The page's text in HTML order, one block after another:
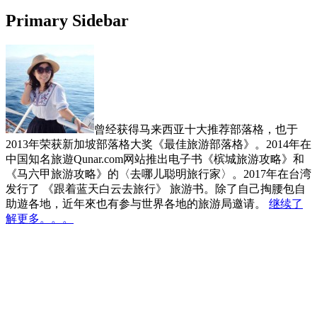
Primary Sidebar
曾经获得马来西亚十大推荐部落格，也于
2013年荣获新加坡部落格大奖《最佳旅游部落格》。2014年在
中国知名旅遊Qunar.com网站推出电子书《槟城旅游攻略》和
《马六甲旅游攻略》的〈去哪儿聪明旅行家〉。2017年在台湾
发行了 《跟着蓝天白云去旅行》 旅游书。除了自己掏腰包自
助遊各地，近年來也有参与世界各地的旅游局邀请。 继续了
解更多。。。